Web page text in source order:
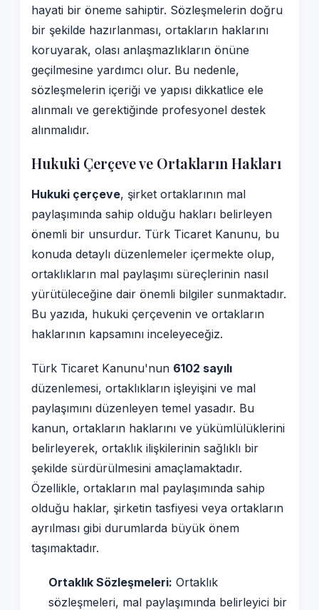
hayati bir öneme sahiptir. Sözleşmelerin doğru
bir şekilde hazırlanması, ortakların haklarını
koruyarak, olası anlaşmazlıkların önüne
geçilmesine yardımcı olur. Bu nedenle,
sözleşmelerin içeriği ve yapısı dikkatlice ele
alınmalı ve gerektiğinde profesyonel destek
alınmalıdır.
Hukuki Çerçeve ve Ortakların Hakları
Hukuki çerçeve, şirket ortaklarının mal
paylaşımında sahip olduğu hakları belirleyen
önemli bir unsurdur. Türk Ticaret Kanunu, bu
konuda detaylı düzenlemeler içermekte olup,
ortaklıkların mal paylaşımı süreçlerinin nasıl
yürütüleceğine dair önemli bilgiler sunmaktadır.
Bu yazıda, hukuki çerçevenin ve ortakların
haklarının kapsamını inceleyeceğiz.
Türk Ticaret Kanunu'nun 6102 sayılı
düzenlemesi, ortaklıkların işleyişini ve mal
paylaşımını düzenleyen temel yasadır. Bu
kanun, ortakların haklarını ve yükümlülüklerini
belirleyerek, ortaklık ilişkilerinin sağlıklı bir
şekilde sürdürülmesini amaçlamaktadır.
Özellikle, ortakların mal paylaşımında sahip
olduğu haklar, şirketin tasfiyesi veya ortakların
ayrılması gibi durumlarda büyük önem
taşımaktadır.
Ortaklık Sözleşmeleri: Ortaklık
sözleşmeleri, mal paylaşımında belirleyici bir